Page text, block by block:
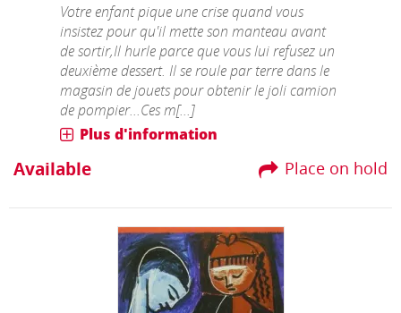
Votre enfant pique une crise quand vous
insistez pour qu'il mette son manteau avant
de sortir,Il hurle parce que vous lui refusez un
deuxième dessert. Il se roule par terre dans le
magasin de jouets pour obtenir le joli camion
de pompier...Ces m[...]
Plus d'information
Place on hold
Available